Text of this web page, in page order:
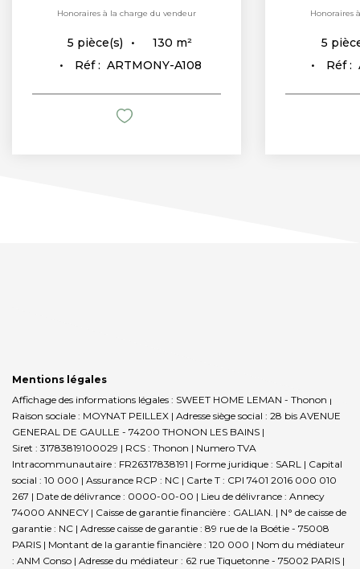
Honoraires à la charge du vendeur
5 pièce(s) 130 m²
Réf : ARTMONY-A108
Honoraires
5
Réf :
Mentions légales
Affichage des informations légales : SWEET HOME LEMAN - Thonon |
Raison sociale : MOYNAT PEILLEX | Adresse siège social : 28 bis AVENUE
GENERAL DE GAULLE - 74200 THONON LES BAINS |
Siret : 31783819100029 | RCS : Thonon | Numero TVA
Intracommunautaire : FR26317838191 | Forme juridique : SARL | Capital
social : 10 000 | Assurance RCP : NC | Carte T : CPI 7401 2016 000 010
267 | Date de délivrance : 0000-00-00 | Lieu de délivrance : Annecy
74000 ANNECY | Caisse de garantie financière : GALIAN. | N° de caisse de
garantie : NC | Adresse caisse de garantie : 89 rue de la Boétie - 75008
PARIS | Montant de la garantie financière : 120 000 | Nom du médiateur
: ANM Conso | Adresse du médiateur : 62 rue Tiquetonne - 75002 PARIS |